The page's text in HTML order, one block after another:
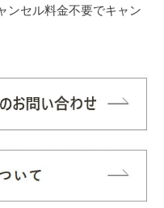
ンセル料金不要でキャン